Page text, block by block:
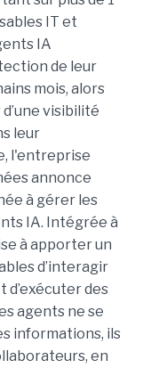
IT et
IA
de leur
mois, alors
visibilité
leur
l'entreprise
annonce
à gérer les
IA. Intégrée à
à apporter un
d’interagir
d’exécuter des
agents ne se
informations, ils
en